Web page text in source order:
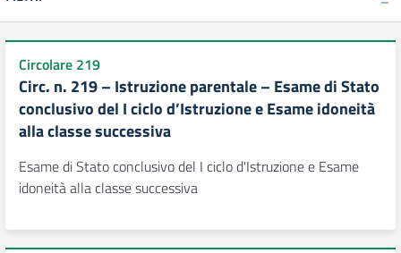
Circolare 219
Circ. n. 219 – Istruzione parentale – Esame di Stato
conclusivo del I ciclo d’Istruzione e Esame idoneità
alla classe successiva
Esame di Stato conclusivo del I ciclo d'Istruzione e Esame
idoneità alla classe successiva